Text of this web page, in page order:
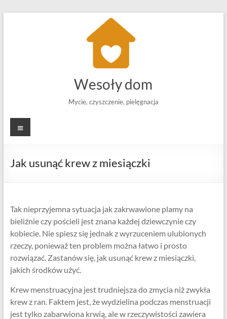
Wesoły dom
Mycie, czyszczenie, pielęgnacja
Menu
Jak usunąć krew z miesiączki
Tak nieprzyjemna sytuacja jak zakrwawione plamy na
bieliźnie czy pościeli jest znana każdej dziewczynie czy
kobiecie. Nie spiesz się jednak z wyrzuceniem ulubionych
rzeczy, ponieważ ten problem można łatwo i prosto
rozwiązać. Zastanów się, jak usunąć krew z miesiączki,
jakich środków użyć.
Krew menstruacyjna jest trudniejsza do zmycia niż zwykła
krew z ran. Faktem jest, że wydzielina podczas menstruacji
jest tylko zabarwiona krwią, ale w rzeczywistości zawiera